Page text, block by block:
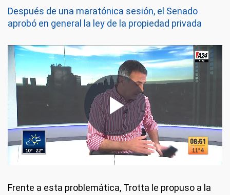
Después de una maratónica sesión, el Senado
aprobó en general la ley de la propiedad privada
Frente a esta problemática, Trotta le propuso a la